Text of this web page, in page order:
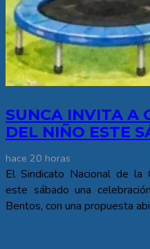
SUNCA INVITA A
DEL NIÑO ESTE
hace 20 horas
El Sindicato Nacional de la
este sábado una
Bentos, con una propuesta